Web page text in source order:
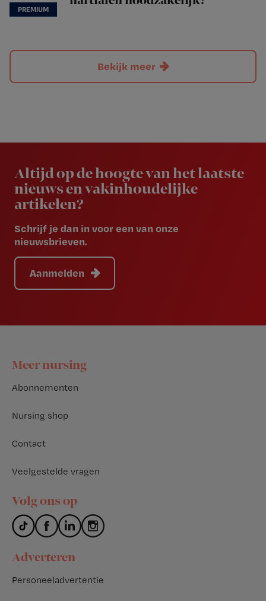
Bekijk meer
Altijd op de hoogte van het laatste
nieuws en vakinhoudelijke
artikelen?
Schrijf je dan in voor een van onze
nieuwsbrieven.
Aanmelden
Footer
Meer nursing
Abonnementen
Nursing shop
Contact
Veelgestelde vragen
Volg ons op
Adverteren
Personeeladvertentie